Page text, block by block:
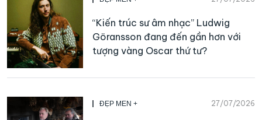
“Kiến trúc sư âm nhạc” Ludwig
Göransson đang đến gần hơn với
tượng vàng Oscar thứ tư?
ĐẸP MEN + 27/07/2026